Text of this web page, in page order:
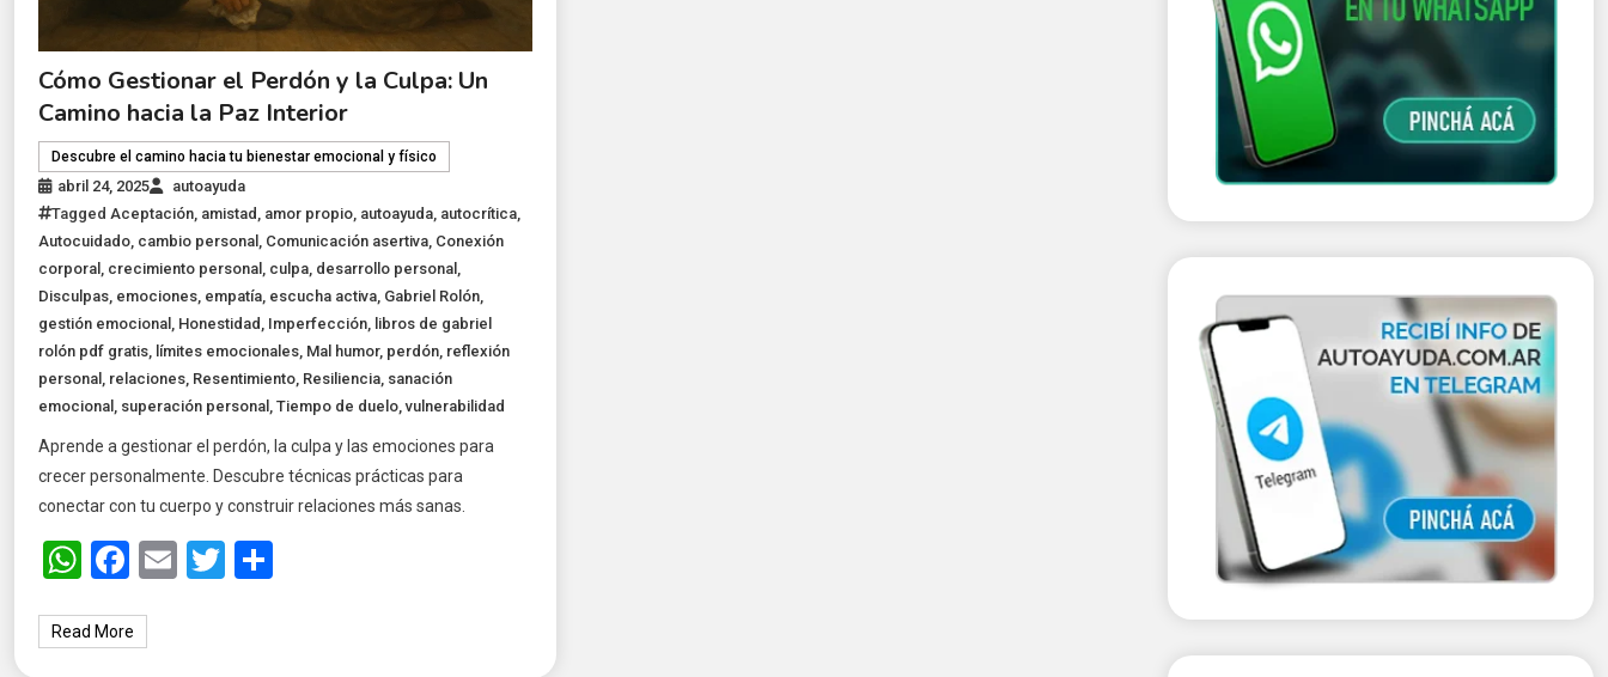
Cómo Gestionar el Perdón y la Culpa: Un
Camino hacia la Paz Interior
Descubre el camino hacia tu bienestar emocional y físico
abril 24, 2025
autoayuda
TaggedAceptación, amistad , amor propio, autoayuda, autocrítica,
Autocuidado, cambio personal , Comunicación asertiva, Conexión
corporal , crecimiento personal , culpa, desarrollo personal ,
Disculpas, emociones, empatía, escucha activa, Gabriel Rolón,
gestión emocional , Honestidad , Imperfección, libros de gabriel
rolón pdf gratis, límites emocionales, Mal humor, perdón, reflexión
personal , relaciones, Resentimiento, Resiliencia, sanación
emocional , superación personal ,Tiempo de duelo,vulnerabilidad
Aprende a gestionar el perdón, la culpa y las emociones para
crecer personalmente. Descubre técnicas prácticas para
conectar con tu cuerpo y construir relaciones más sanas.
WhatsApp
Facebook
EmailTwitter
Read More